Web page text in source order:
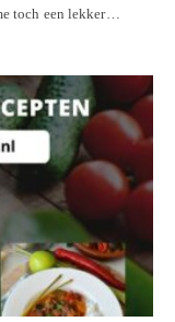
toch een lekker…